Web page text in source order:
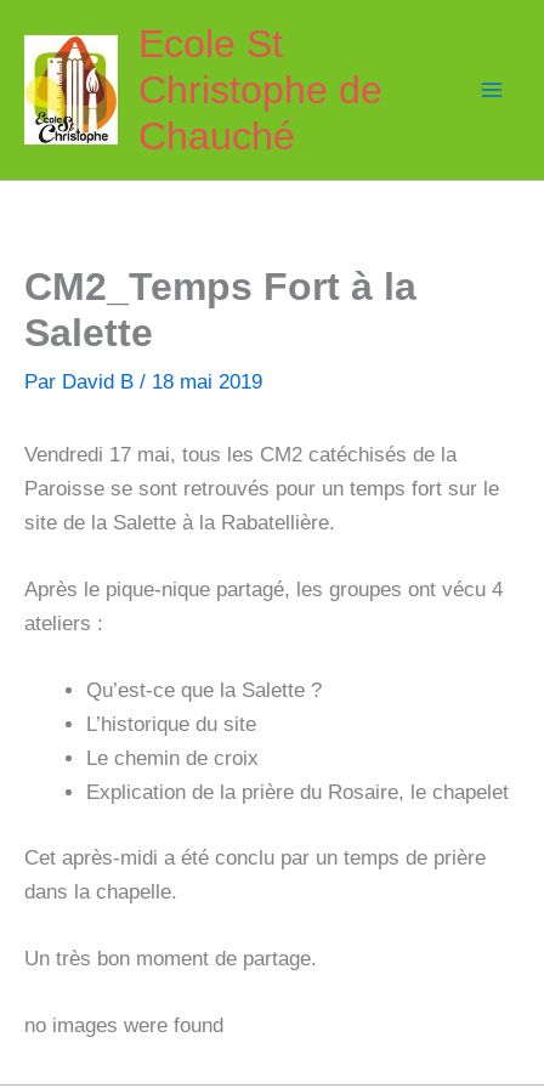
contenu
Ecole St
Christophe de
Chauché
CM2_Temps Fort à la
Salette
Par David B / 18 mai 2019
Vendredi 17 mai, tous les CM2 catéchisés de la
Paroisse se sont retrouvés pour un temps fort sur le
site de la Salette à la Rabatellière.
Après le pique-nique partagé, les groupes ont vécu 4
ateliers :
Qu’est-ce que la Salette ?
L’historique du site
Le chemin de croix
Explication de la prière du Rosaire, le chapelet
Cet après-midi a été conclu par un temps de prière
dans la chapelle.
Un très bon moment de partage.
no images were found